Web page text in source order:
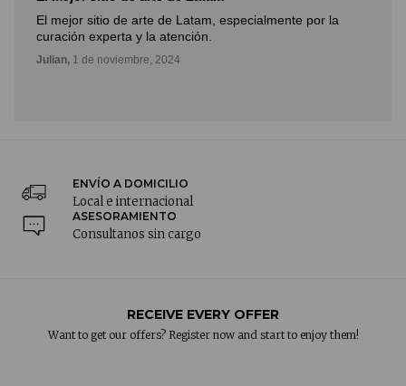
El mejor sitio de arte de Latam, especialmente por la
curación experta y la atención.
Julian, 1 de noviembre, 2024
ENVÍO A DOMICILIO
Local e internacional
ASESORAMIENTO
Consultanos sin cargo
RECEIVE EVERY OFFER
Want to get our offers? Register now and start to enjoy them!